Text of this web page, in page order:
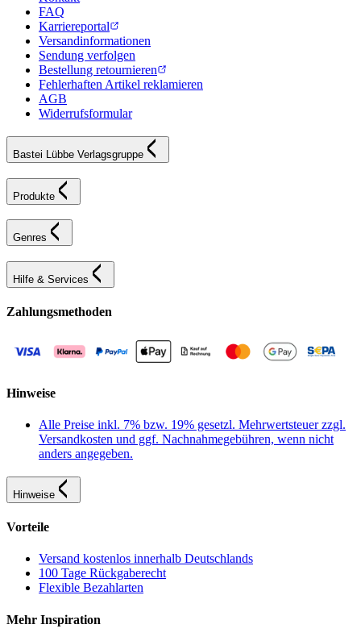
FAQ
Karriereportal
Versandinformationen
Sendung verfolgen
Bestellung retournieren
Fehlerhaften Artikel reklamieren
AGB
Widerrufsformular
Bastei Lübbe Verlagsgruppe
Produkte
Genres
Hilfe & Services
Zahlungsmethoden
Hinweise
Alle Preise inkl. 7% bzw. 19% gesetzl. Mehrwertsteuer zzgl.
Versandkosten und ggf. Nachnahmegebühren, wenn nicht
anders angegeben.
Hinweise
Vorteile
Versand kostenlos innerhalb Deutschlands
100 Tage Rückgaberecht
Flexible Bezahlarten
Mehr Inspiration